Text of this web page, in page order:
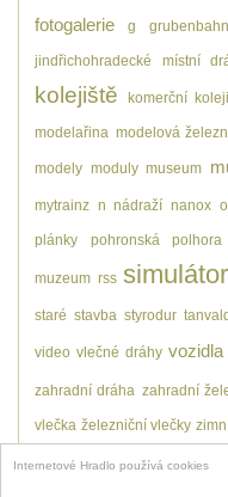
Internetové Hradlo používá cookies
fotogalerie g
jindřichohradecké místní
kolejiště komerční
modelařina modelová
modely moduly museum
mytrainz n nádraží nanox
plánky pohronská polhora
muzeum rss
staré stavba styrodur
video vlečné dráhy vozidla
zahradní dráha zahradní
vlečka železniční vlečky